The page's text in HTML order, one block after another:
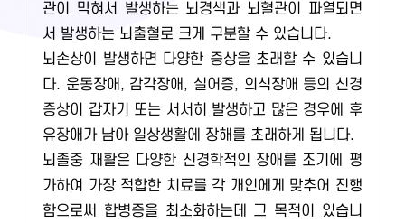
관이 막혀서 발생하는 뇌경색과 뇌혈관이 파열되면
서 발생하는 뇌출혈로 크게 구분할 수 있습니다.
뇌손상이 발생하면 다양한 증상을 초래할 수 있습니
다. 운동장애, 감각장애, 실어증, 의식장애 등의 신경
증상이 갑자기 또는 서서히 발생하고 많은 경우에 후
유장애가 남아 일상생활에 장해를 초래하게 됩니다.
뇌졸중 재활은 다양한 신경학적인 장애를 조기에 평
가하여 가장 적합한 치료를 각 개인에게 맞추어 진행
함으로써 합병증을 최소화하는데 그 목적이 있습니